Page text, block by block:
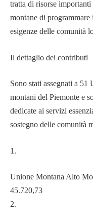
tratta di risorse
montane di
esigenze delle comunità
Il dettaglio dei contributi
Sono stati assegnati a
montani del Piemonte e
dedicate ai servizi
sostegno delle comunità
1.
Unione Montana Alto
45.720,73
2.